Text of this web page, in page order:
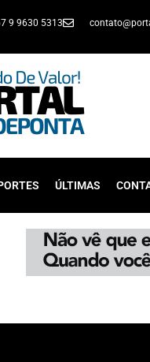
9 9630 5313
ÚLTIMAS